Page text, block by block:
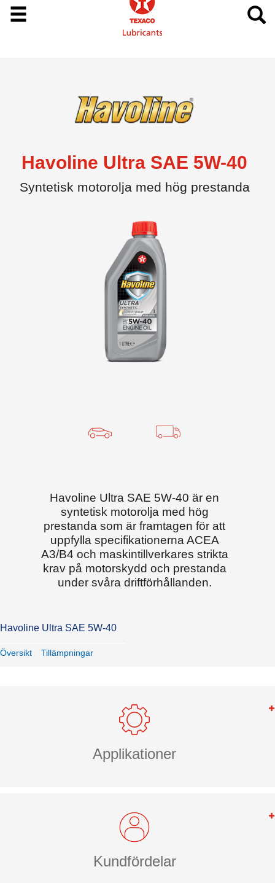
Havoline Ultra SAE 5W-40
Syntetisk motorolja med hög prestanda
Havoline Ultra SAE 5W-40 är en
syntetisk motorolja med hög
prestanda som är framtagen för att
uppfylla specifikationerna ACEA
A3/B4 och maskintillverkares strikta
krav på motorskydd och prestanda
under svåra driftförhållanden.
Havoline Ultra SAE 5W-40
Översikt Tillämpningar
Applikationer
Kundfördelar